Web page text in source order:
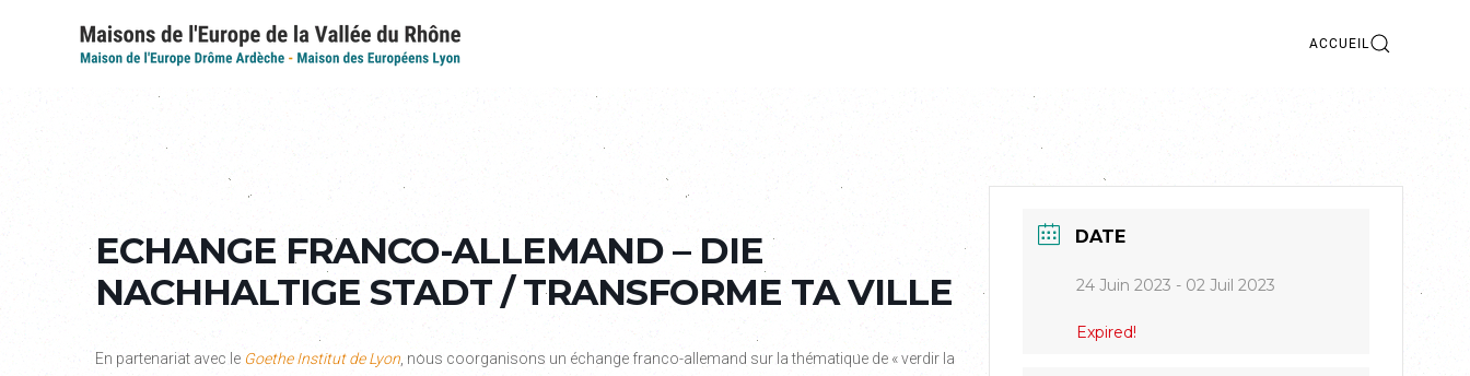
ACCUEIL
ECHANGE FRANCO-ALLEMAND – DIE
NACHHALTIGE STADT / TRANSFORME TA VILLE
En partenariat avec le Goethe Institut de Lyon , nous coorganisons un échange franco-allemand sur la thématique de « verdir la
DATE
24 Juin 2023 - 02 Juil 2023
Expired!